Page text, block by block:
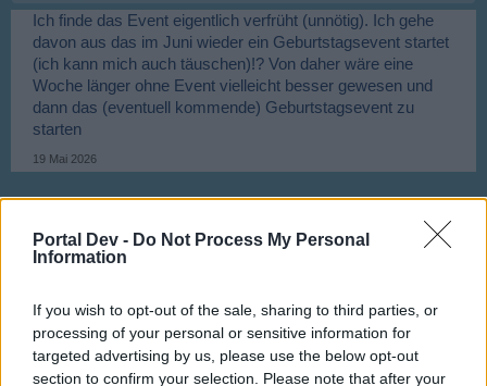
Portal Dev - Do Not Process My Personal
Information
If you wish to opt-out of the sale, sharing to third parties, or
processing of your personal or sensitive information for
targeted advertising by us, please use the below opt-out
section to confirm your selection. Please note that after your
Ich finde das Event eigentlich verfrüht (unnötig). Ich gehe
davon aus das im Juni wieder ein Geburtstagsevent startet
(ich kann mich auch täuschen)!? Von daher wäre eine
Woche länger ohne Event vielleicht besser gewesen und
dann das (eventuell kommende) Geburtstagsevent zu
starten
19 Mai 2026
Aktiver Autor
egal was die machen, es wird gemeckert. Das
Geburtstagsevent ist doch deswegen nicht abgesagt. Es